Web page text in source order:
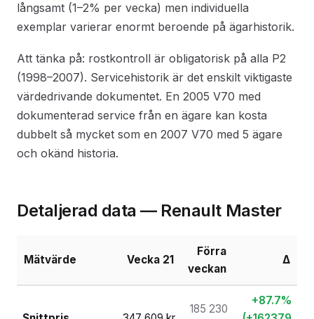
långsamt (1–2% per vecka) men individuella
exemplar varierar enormt beroende på ägarhistorik.
Att tänka på: rostkontroll är obligatorisk på alla P2
(1998–2007). Servicehistorik är det enskilt viktigaste
värdedrivande dokumentet. En 2005 V70 med
dokumenterad service från en ägare kan kosta
dubbelt så mycket som en 2007 V70 med 5 ägare
och okänd historia.
Detaljerad data — Renault Master
Mätvärde Vecka 21
Förra
veckan
Δ
185 230
+87.7%